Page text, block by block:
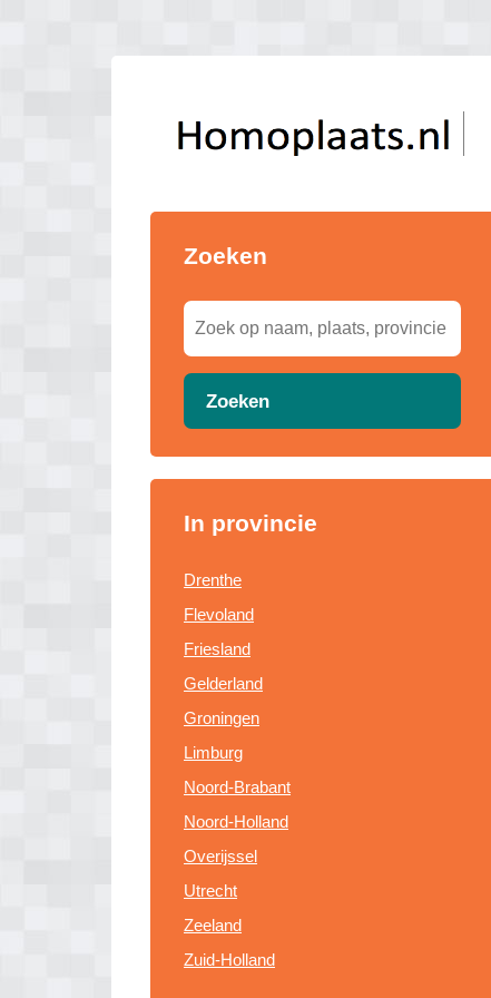
Zoeken
Zoeken
In provincie
Drenthe
Flevoland
Friesland
Gelderland
Groningen
Limburg
Noord-Brabant
Noord-Holland
Overijssel
Utrecht
Zeeland
Zuid-Holland